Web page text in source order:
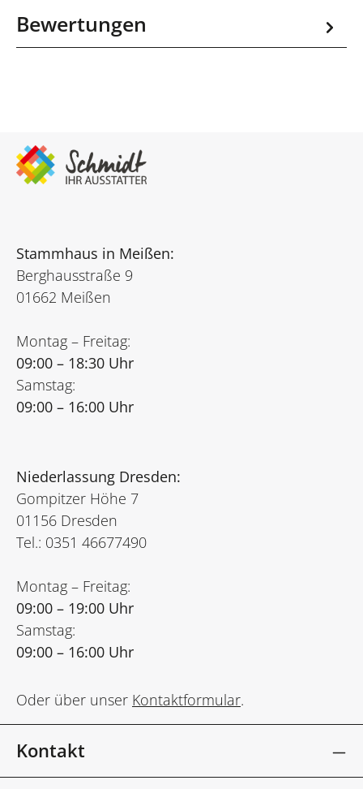
Bewertungen
Stammhaus in Meißen:
Berghausstraße 9
01662 Meißen
Montag – Freitag:
09:00 – 18:30 Uhr
Samstag:
09:00 – 16:00 Uhr
Niederlassung Dresden:
Gompitzer Höhe 7
01156 Dresden
Tel.: 0351 46677490
Montag – Freitag:
09:00 – 19:00 Uhr
Samstag:
09:00 – 16:00 Uhr
Oder über unser Kontaktformular.
Kontakt